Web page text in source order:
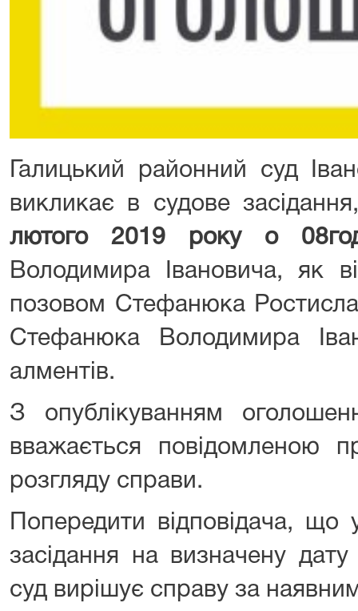
Галицький районний суд
викликає в судове
лютого 2019 року о
Володимира Івановича, як
позовом Стефанюка
Стефанюка Володимира
алментів.
З опублікуванням
вважається повідомленою
розгляду справи.
Попередити відповідача,
засідання на визначену
суд вирішує справу за